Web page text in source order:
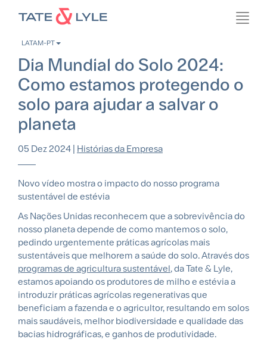
conteúdo
principal
LATAM-PT
Dia Mundial do Solo 2024:
Como estamos protegendo o
solo para ajudar a salvar o
planeta
05 Dez 2024 | Histórias da Empresa
Novo vídeo mostra o impacto do nosso programa
sustentável de estévia
As Nações Unidas reconhecem que a sobrevivência do
nosso planeta depende de como mantemos o solo,
pedindo urgentemente práticas agrícolas mais
sustentáveis que melhorem a saúde do solo. Através dos
programas de agricultura sustentável, da Tate & Lyle,
estamos apoiando os produtores de milho e estévia a
introduzir práticas agrícolas regenerativas que
beneficiam a fazenda e o agricultor, resultando em solos
mais saudáveis, melhor biodiversidade e qualidade das
bacias hidrográficas, e ganhos de produtividade.